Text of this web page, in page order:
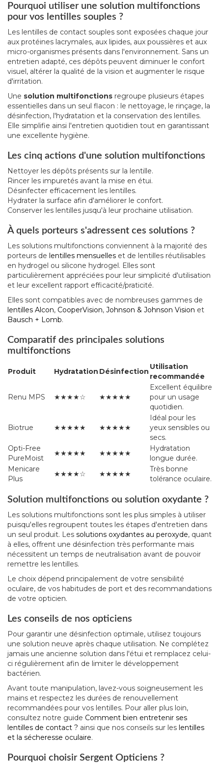
Pourquoi utiliser une solution multifonctions
pour vos lentilles souples ?
Les lentilles de contact souples sont exposées chaque jour
aux protéines lacrymales, aux lipides, aux poussières et aux
micro-organismes présents dans l'environnement. Sans un
entretien adapté, ces dépôts peuvent diminuer le confort
visuel, altérer la qualité de la vision et augmenter le risque
d'irritation.
Une solution multifonctions regroupe plusieurs étapes
essentielles dans un seul flacon : le nettoyage, le rinçage, la
désinfection, l'hydratation et la conservation des lentilles.
Elle simplifie ainsi l'entretien quotidien tout en garantissant
une excellente hygiène.
Les cinq actions d'une solution multifonctions
Nettoyer les dépôts présents sur la lentille.
Rincer les impuretés avant la mise en étui.
Désinfecter efficacement les lentilles.
Hydrater la surface afin d'améliorer le confort.
Conserver les lentilles jusqu'à leur prochaine utilisation.
À quels porteurs s'adressent ces solutions ?
Les solutions multifonctions conviennent à la majorité des
porteurs de lentilles mensuelles et de lentilles réutilisables
en hydrogel ou silicone hydrogel. Elles sont
particulièrement appréciées pour leur simplicité d'utilisation
et leur excellent rapport efficacité/praticité.
Elles sont compatibles avec de nombreuses gammes de
lentilles Alcon, CooperVision, Johnson & Johnson Vision et
Bausch + Lomb.
Comparatif des principales solutions
multifonctions
Produit Hydratation Désinfection
Utilisation
recommandée
Renu MPS ★★★★☆ ★★★★★
Excellent équilibre
pour un usage
quotidien.
Biotrue ★★★★★ ★★★★★
Idéal pour les
yeux sensibles ou
secs.
Opti-Free
PureMoist
★★★★★ ★★★★★
Hydratation
longue durée.
Menicare
Plus
★★★★☆ ★★★★★
Très bonne
tolérance oculaire.
Solution multifonctions ou solution oxydante ?
Les solutions multifonctions sont les plus simples à utiliser
puisqu'elles regroupent toutes les étapes d'entretien dans
un seul produit. Les solutions oxydantes au peroxyde, quant
à elles, offrent une désinfection très performante mais
nécessitent un temps de neutralisation avant de pouvoir
remettre les lentilles.
Le choix dépend principalement de votre sensibilité
oculaire, de vos habitudes de port et des recommandations
de votre opticien.
Les conseils de nos opticiens
Pour garantir une désinfection optimale, utilisez toujours
une solution neuve après chaque utilisation. Ne complétez
jamais une ancienne solution dans l'étui et remplacez celui-
ci régulièrement afin de limiter le développement
bactérien.
Avant toute manipulation, lavez-vous soigneusement les
mains et respectez les durées de renouvellement
recommandées pour vos lentilles. Pour aller plus loin,
consultez notre guide Comment bien entretenir ses
lentilles de contact ? ainsi que nos conseils sur les lentilles
et la sécheresse oculaire.
Pourquoi choisir Sergent Opticiens ?